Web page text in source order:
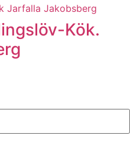
Kök.